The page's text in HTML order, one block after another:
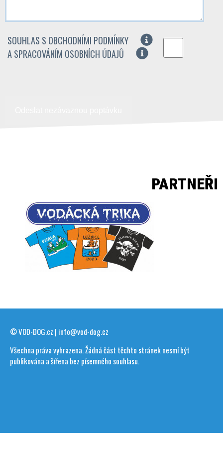
SOUHLAS S OBCHODNÍMI PODMÍNKY
A SPRACOVÁNÍM OSOBNÍCH ÚDAJŮ
PARTNEŘI
© VOD-DOG.cz | info@vod-dog.cz
Všechna práva vyhrazena. Žádná část těchto stránek nesmí být
publikována a šířena bez písemného souhlasu.